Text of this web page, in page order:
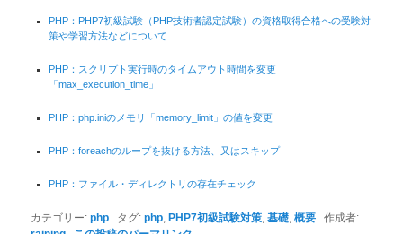
PHP：PHP7初級試験（PHP技術者認定試験）の資格取得合格への受験対
策や学習方法などについて
PHP：スクリプト実行時のタイムアウト時間を変更
「max_execution_time」
PHP：php.iniのメモリ「memory_limit」の値を変更
PHP：foreachのループを抜ける方法、又はスキップ
PHP：ファイル・ディレクトリの存在チェック
カテゴリー:php タグ:php ,PHP7初級試験対策 ,基礎 ,概要 作成者: